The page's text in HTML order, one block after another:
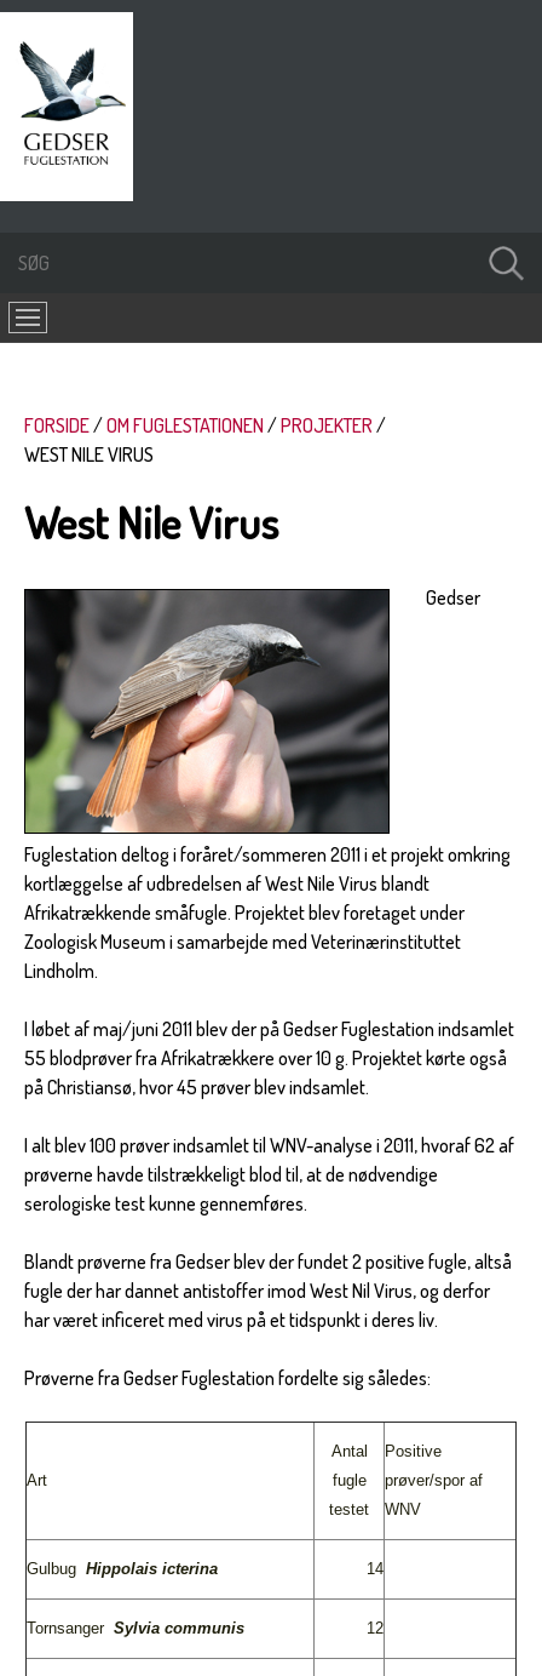
FORSIDE OM FUGLESTATIONEN
PROJEKTER
WEST NILE VIRUS
West Nile Virus
Gedser
Fuglestation deltog i foråret/sommeren 2011 i et projekt omkring
kortlæggelse af udbredelsen af West Nile Virus blandt
Afrikatrækkende småfugle. Projektet blev foretaget under
Zoologisk Museum i samarbejde med Veterinærinstituttet
Lindholm.
I løbet af maj/juni 2011 blev der på Gedser Fuglestation indsamlet
55 blodprøver fra Afrikatrækkere over 10 g. Projektet kørte også
på Christiansø, hvor 45 prøver blev indsamlet.
I alt blev 100 prøver indsamlet til WNV-analyse i 2011, hvoraf 62 af
prøverne havde tilstrækkeligt blod til, at de nødvendige
serologiske test kunne gennemføres.
Blandt prøverne fra Gedser blev der fundet 2 positive fugle, altså
fugle der har dannet antistoffer imod West Nil Virus, og derfor
har været inficeret med virus på et tidspunkt i deres liv.
Prøverne fra Gedser Fuglestation fordelte sig således:
Art
Antal
fugle
testet
Positive
prøver/spor af
WNV
Gulbug Hippolais icterina 14
Tornsanger Sylvia communis 12